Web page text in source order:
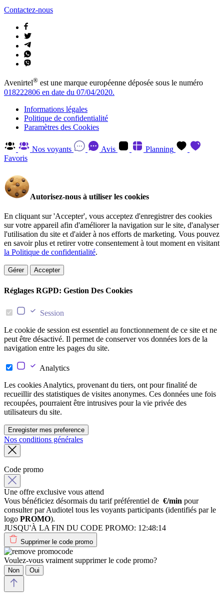
Contactez-nous
Avenirtel® est une marque européenne déposée sous le numéro
018222806 en date du 07/04/2020.
Informations légales
Politique de confidentialité
Paramètres des Cookies
Nos voyants Avis
Planning
Favoris
Autorisez-nous à utiliser les cookies
En cliquant sur 'Accepter', vous acceptez d'enregistrer des cookies
sur votre appareil afin d'améliorer la navigation sur le site, d'analyser
l'utilisation du site et d'aider à nos efforts de marketing. Vous pouvez
en savoir plus et retirer votre consentement à tout moment en visitant
la Politique de confidentialité.
Gérer Accepter
Réglages RGPD: Gestion Des Cookies
Session
Le cookie de session est essentiel au fonctionnement de ce site et ne
peut être désactivé. Il permet de conserver vos données lors de la
navigation entre les pages du site.
Analytics
Les cookies Analytics, provenant du tiers, ont pour finalité de
recueillir des statistiques de visites anonymes. Ces données une fois
recoupées, pourraient être intrusives pour la vie privée des
utilisateurs du site.
Enregister mes preference
Nos conditions générales
Code promo
Une offre exclusive vous attend
Vous bénéficiez désormais du tarif préférentiel de €/min pour
consulter par Audiotel tous les voyants participants (identifiés par le
logo PROMO).
JUSQU'À LA FIN DU CODE PROMO: 12:48:14
Supprimer le code promo
Voulez-vous vraiment supprimer le code promo?
Non Oui